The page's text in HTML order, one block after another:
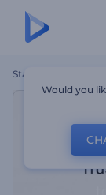
Startseite
Would you